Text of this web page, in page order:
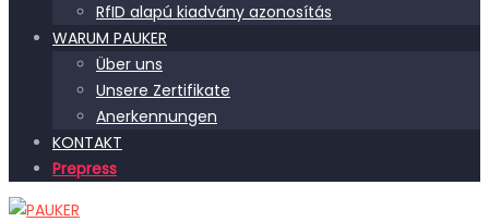
RfID alapú kiadvány azonosítás
WARUM PAUKER
Über uns
Unsere Zertifikate
Anerkennungen
KONTAKT
Prepress